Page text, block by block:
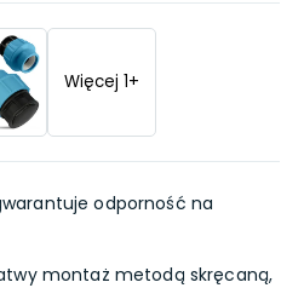
Więcej 1+
odporność na
montaż metodą skręcaną,